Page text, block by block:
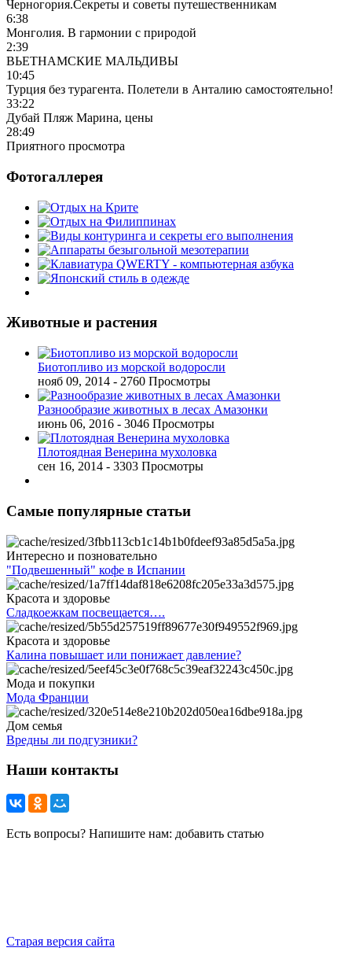
Черногория.Секреты и советы путешественникам
6:38
Монголия. В гармонии с природой
2:39
ВЬЕТНАМСКИЕ МАЛЬДИВЫ
10:45
Турция без турагента. Полетели в Анталию самостоятельно!
33:22
Дубай Пляж Марина, цены
28:49
Приятного просмотра
Фотогаллерея
Животные и растения
Биотопливо из морской водоросли
нояб 09, 2014 - 2760 Просмотры
Разнообразие животных в лесах Амазонки
июнь 06, 2016 - 3046 Просмотры
Плотоядная Венерина мухоловка
сен 16, 2014 - 3303 Просмотры
Самые популярные статьи
Интересно и позновательно
"Подвешенный" кофе в Испании
Красота и здоровье
Сладкоежкам посвещается….
Красота и здоровье
Калина повышает или понижает давление?
Мода и покупки
Мода Франции
Дом семья
Вредны ли подгузники?
Наши контакты
Есть вопросы? Напишите нам: добавить статью
Старая версия сайта